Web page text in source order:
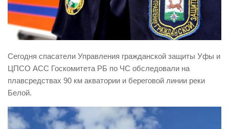
Виды деятельности
Обслуживание опасных производственных объектов
УГЗ рекомендует
Памятки населению
Уголок гражданской обороны
Сегодня спасатели Управления гражданской защиты Уфы и
ЦПСО АСС Госкомитета РБ по ЧС обследовали на
плавсредствах 90 км акватории и береговой линии реки
Белой.